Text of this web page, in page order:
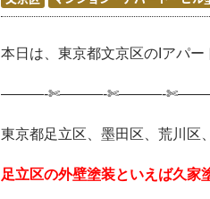
本日は、東京都文京区のIアパー
———-✄———-✄———-
東京都足立区、墨田区、荒川区
足立区の外壁塗装といえば久家